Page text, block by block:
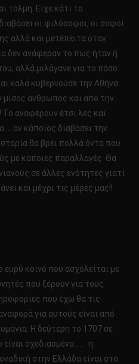
τόλμη. Είχε κάτι το
οι φιλόσοφοι, οι σοφοί
αλλά και μετέπειτα όταν
δεν ανάφεραν το πως ήταν ή
αλλά μιλάγανε για το πόσο
καλά κυβερνούσε την Αθήνα.
άνθρωπος και από την
αναφέρουν έτσι λες και
αν κάποιος διαβάσει την
θα βρει πολλά όντα που
με κάποιες παραλλαγές. Θα
σε άλλες ενότητες γιατί
και μέχρι τις μέρες μας!!
ευρύ κοινό που ασχολείται με
που ξέρουν για τους
που έχω θα τις
για αυτούς είναι από
Η δεύτερη το 1707 σε
σχεδιασμένα ….. η
στην Ελλάδα είναι στο